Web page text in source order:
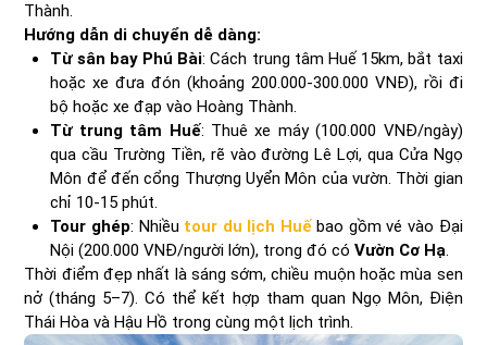
Thành.
Hướng dẫn di chuyển dễ dàng:
Từ sân bay Phú Bài: Cách trung tâm Huế 15km, bắt taxi
hoặc xe đưa đón (khoảng 200.000-300.000 VNĐ), rồi đi
bộ hoặc xe đạp vào Hoàng Thành.
Từ trung tâm Huế: Thuê xe máy (100.000 VNĐ/ngày)
qua cầu Trường Tiền, rẽ vào đường Lê Lợi, qua Cửa Ngọ
Môn để đến cổng Thượng Uyển Môn của vườn. Thời gian
chỉ 10-15 phút.
Tour ghép: Nhiều tour du lịch Huếbao gồm vé vào Đại
Nội (200.000 VNĐ/người lớn), trong đó cóVườn Cơ Hạ.
Thời điểm đẹp nhất là sáng sớm, chiều muộn hoặc mùa sen
nở (tháng 5–7). Có thể kết hợp tham quan Ngọ Môn, Điện
Thái Hòa và Hậu Hồ trong cùng một lịch trình.